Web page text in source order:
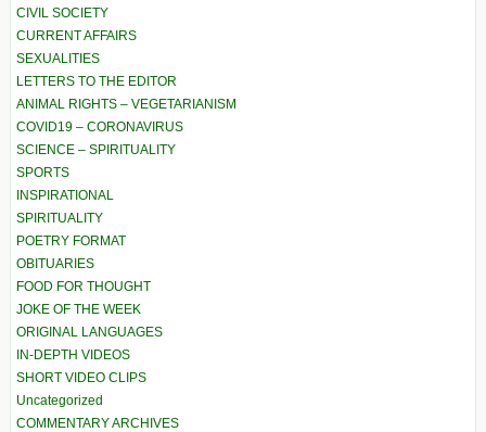
CIVIL SOCIETY
CURRENT AFFAIRS
SEXUALITIES
LETTERS TO THE EDITOR
ANIMAL RIGHTS – VEGETARIANISM
COVID19 – CORONAVIRUS
SCIENCE – SPIRITUALITY
SPORTS
INSPIRATIONAL
SPIRITUALITY
POETRY FORMAT
OBITUARIES
FOOD FOR THOUGHT
JOKE OF THE WEEK
ORIGINAL LANGUAGES
IN-DEPTH VIDEOS
SHORT VIDEO CLIPS
Uncategorized
COMMENTARY ARCHIVES